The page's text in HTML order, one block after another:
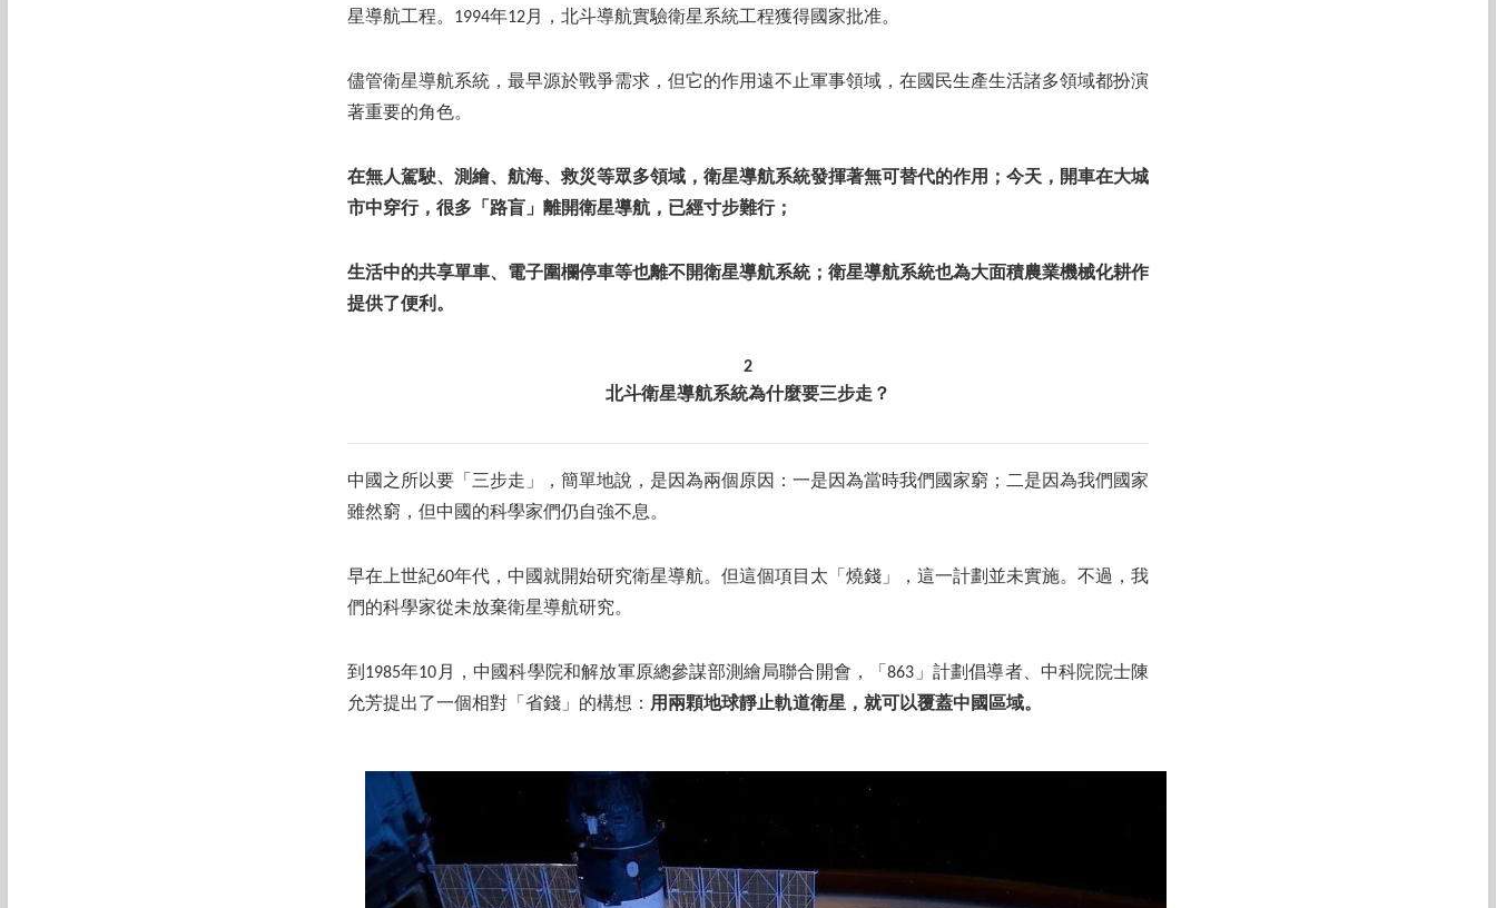
星導航工程。1994年12月，北斗導航實驗衛星系統工程獲得國家批准。
儘管衛星導航系統，最早源於戰爭需求，但它的作用遠不止軍事領域，在國民生產生活諸多領域都扮演
著重要的角色。
在無人駕駛、測繪、航海、救災等眾多領域，衛星導航系統發揮著無可替代的作用；今天，開車在大城
市中穿行，很多「路盲」離開衛星導航，已經寸步難行；
生活中的共享單車、電子圍欄停車等也離不開衛星導航系統；衛星導航系統也為大面積農業機械化耕作
提供了便利。
2
北斗衛星導航系統為什麼要三步走？
中國之所以要「三步走」，簡單地說，是因為兩個原因：一是因為當時我們國家窮；二是因為我們國家
雖然窮，但中國的科學家們仍自強不息。
早在上世紀60年代，中國就開始研究衛星導航。但這個項目太「燒錢」，這一計劃並未實施。不過，我
們的科學家從未放棄衛星導航研究。
到1985年10月，中國科學院和解放軍原總參謀部測繪局聯合開會，「863」計劃倡導者、中科院院士陳
允芳提出了一個相對「省錢」的構想： 用兩顆地球靜止軌道衛星，就可以覆蓋中國區域。